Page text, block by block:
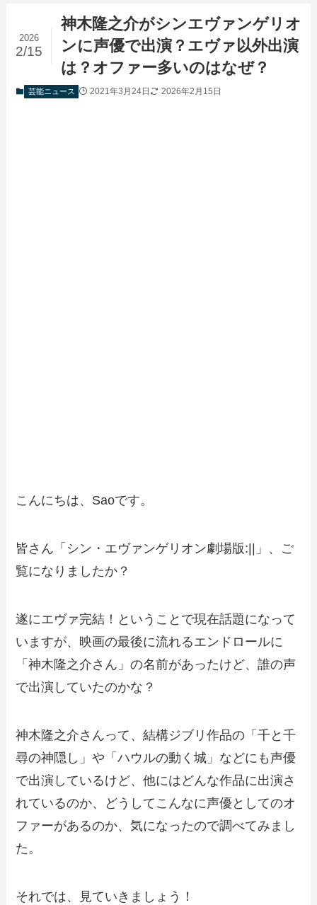
神木隆之介がシンエヴァンゲリオ
ンに声優で出演？エヴァ以外出演
は？オファー多いのはなぜ？
2026
2/15
芸能ニュース 2021年3月24日 2026年2月15日
こんにちは、Saoです。
皆さん「シン・エヴァンゲリオン劇場版:||」、ご
覧になりましたか？
遂にエヴァ完結！ということで現在話題になって
いますが、映画の最後に流れるエンドロールに
「神木隆之介さん」の名前があったけど、誰の声
で出演していたのかな？
神木隆之介さんって、結構ジブリ作品の「千と千
尋の神隠し」や「ハウルの動く城」などにも声優
で出演しているけど、他にはどんな作品に出演さ
れているのか、どうしてこんなに声優としてのオ
ファーがあるのか、気になったので調べてみまし
た。
それでは、見ていきましょう！